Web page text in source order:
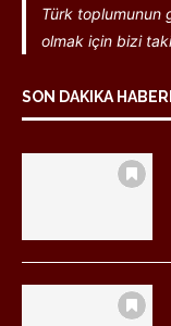
Türk toplumunun
olmak için bizi
SON DAKIKA